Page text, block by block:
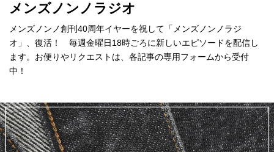
メンズノンノラジオ
メンズノンノ創刊40周年イヤーを祝して「メンズノンノラジ
オ」、復活！ 毎週金曜日18時ごろに新しいエピソードを配信し
ます。お便りやリクエストは、各記事の専用フォームから受付
中！